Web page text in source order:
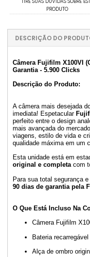
PRODUTO
DESCRIÇÃO DO
Câmera Fujifilm X100VI
Garantia - 5.900 Clicks
Descrição do Produto:
A câmera mais desejada
imediata! Espetacular
perfeito entre o design
mais avançada do
viagens, estilo de vida e
qualidade máxima em um
Esta unidade está em
original e completacom
Para sua total segurança
90 dias de garantia pela
O Que Está Incluso Na
Câmera Fujifilm
Bateria
Alça de ombro